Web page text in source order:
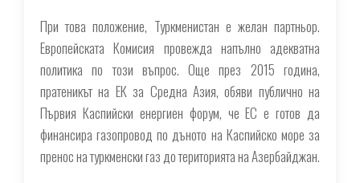
При това положение, Туркменистан е желан партньор.
Европейската Комисия провежда напълно адекватна
политика по този въпрос. Още през 2015 година,
пратеникът на ЕК за Средна Азия, обяви публично на
Първия Каспийски енергиен форум, че ЕС е готов да
финансира газопровод по дъното на Каспийско море за
пренос на туркменски газ до територията на Азербайджан.